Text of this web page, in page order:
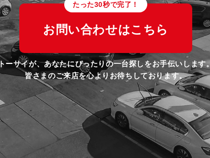
たった30秒で完了！
お問い合わせはこちら
トーサイが、あなたにぴったりの一台探しをお手伝いします。
皆さまのご来店を心よりお待ちしております。